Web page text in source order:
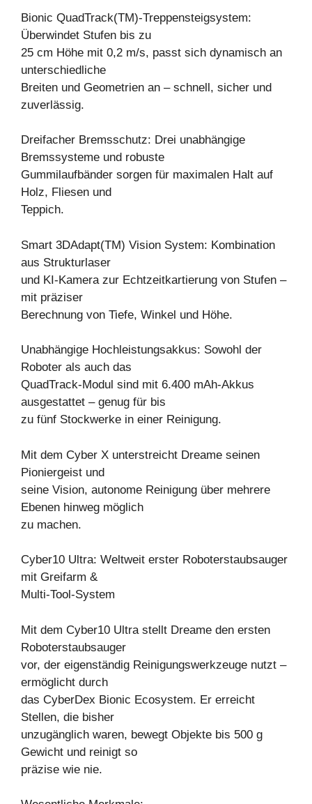
Bionic QuadTrack(TM)-Treppensteigsystem:
Überwindet Stufen bis zu
25 cm Höhe mit 0,2 m/s, passt sich dynamisch an
unterschiedliche
Breiten und Geometrien an – schnell, sicher und
zuverlässig.
Dreifacher Bremsschutz: Drei unabhängige
Bremssysteme und robuste
Gummilaufbänder sorgen für maximalen Halt auf
Holz, Fliesen und
Teppich.
Smart 3DAdapt(TM) Vision System: Kombination
aus Strukturlaser
und KI-Kamera zur Echtzeitkartierung von Stufen –
mit präziser
Berechnung von Tiefe, Winkel und Höhe.
Unabhängige Hochleistungsakkus: Sowohl der
Roboter als auch das
QuadTrack-Modul sind mit 6.400 mAh-Akkus
ausgestattet – genug für bis
zu fünf Stockwerke in einer Reinigung.
Mit dem Cyber X unterstreicht Dreame seinen
Pioniergeist und
seine Vision, autonome Reinigung über mehrere
Ebenen hinweg möglich
zu machen.
Cyber10 Ultra: Weltweit erster Roboterstaubsauger
mit Greifarm &
Multi-Tool-System
Mit dem Cyber10 Ultra stellt Dreame den ersten
Roboterstaubsauger
vor, der eigenständig Reinigungswerkzeuge nutzt –
ermöglicht durch
das CyberDex Bionic Ecosystem. Er erreicht
Stellen, die bisher
unzugänglich waren, bewegt Objekte bis 500 g
Gewicht und reinigt so
präzise wie nie.